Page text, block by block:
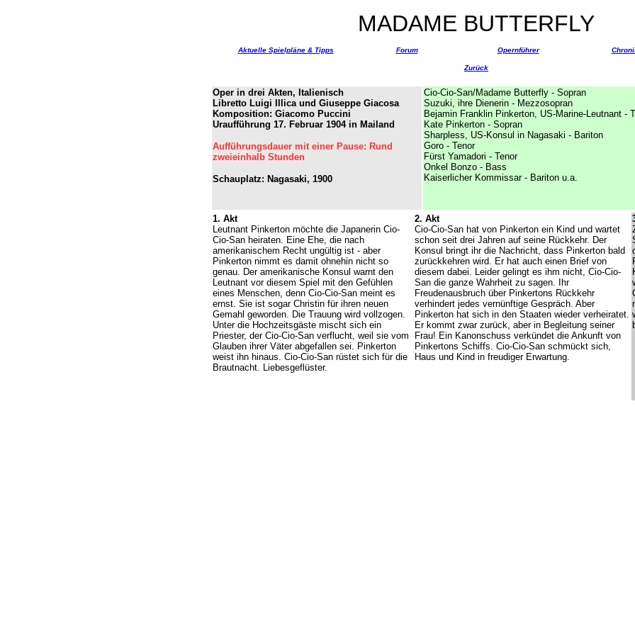
MADAME BUTTERFLY
Aktuelle Spielpläne & Tipps Forum Opernführer
Zurück
Oper in drei Akten, Italienisch
Libretto Luigi Illica und Giuseppe Giacosa
Komposition: Giacomo Puccini
Uraufführung 17. Februar 1904 in Mailand
Aufführungsdauer mit einer Pause: Rund
zweieinhalb Stunden
Schauplatz: Nagasaki, 1900
Cio-Cio-San/Madame Butterfly - Sopran
Suzuki, ihre Dienerin - Mezzosopran
Bejamin Franklin Pinkerton, US-Marine-Leutnant -
Kate Pinkerton - Sopran
Sharpless, US-Konsul in Nagasaki - Bariton
Goro - Tenor
Fürst Yamadori - Tenor
Onkel Bonzo - Bass
Kaiserlicher Kommissar - Bariton u.a.
1. Akt
Leutnant Pinkerton möchte die Japanerin Cio-
Cio-San heiraten. Eine Ehe, die nach
amerikanischem Recht ungültig ist - aber
Pinkerton nimmt es damit ohnehin nicht so
genau. Der amerikanische Konsul warnt den
Leutnant vor diesem Spiel mit den Gefühlen
eines Menschen, denn Cio-Cio-San meint es
ernst. Sie ist sogar Christin für ihren neuen
Gemahl geworden. Die Trauung wird vollzogen.
Unter die Hochzeitsgäste mischt sich ein
Priester, der Cio-Cio-San verflucht, weil sie vom
Glauben ihrer Väter abgefallen sei. Pinkerton
weist ihn hinaus. Cio-Cio-San rüstet sich für die
Brautnacht. Liebesgeflüster.
2. Akt
Cio-Cio-San hat von Pinkerton ein Kind und wartet
schon seit drei Jahren auf seine Rückkehr. Der
Konsul bringt ihr die Nachricht, dass Pinkerton bald
zurückkehren wird. Er hat auch einen Brief von
diesem dabei. Leider gelingt es ihm nicht, Cio-Cio-
San die ganze Wahrheit zu sagen. Ihr
Freudenausbruch über Pinkertons Rückkehr
verhindert jedes vernünftige Gespräch. Aber
Pinkerton hat sich in den Staaten wieder verheiratet.
Er kommt zwar zurück, aber in Begleitung seiner
Frau! Ein Kanonschuss verkündet die Ankunft von
Pinkertons Schiffs. Cio-Cio-San schmückt sich,
Haus und Kind in freudiger Erwartung.